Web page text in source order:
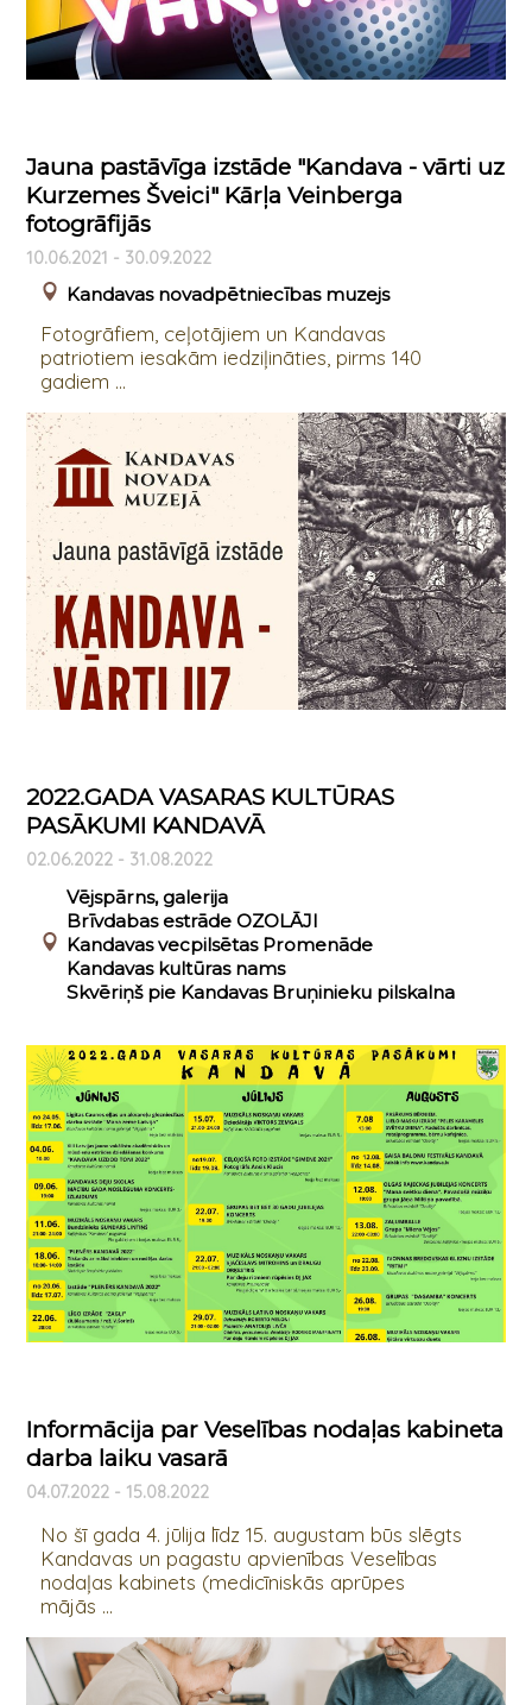
Jauna pastāvīga izstāde "Kandava - vārti uz
Kurzemes Šveici" Kārļa Veinberga
fotogrāfijās
10.06.2021 - 30.09.2022
Kandavas novadpētniecības muzejs
Fotogrāfiem, ceļotājiem un Kandavas
patriotiem iesakām iedziļināties, pirms 140
gadiem ...
2022.GADA VASARAS KULTŪRAS
PASĀKUMI KANDAVĀ
02.06.2022 - 31.08.2022
Vējspārns, galerija
Brīvdabas estrāde OZOLĀJI
Kandavas vecpilsētas Promenāde
Kandavas kultūras nams
Skvēriņš pie Kandavas Bruņinieku pilskalna
Informācija par Veselības nodaļas kabineta
darba laiku vasarā
04.07.2022 - 15.08.2022
No šī gada 4. jūlija līdz 15. augustam būs slēgts
Kandavas un pagastu apvienības Veselības
nodaļas kabinets (medicīniskās aprūpes
mājās ...